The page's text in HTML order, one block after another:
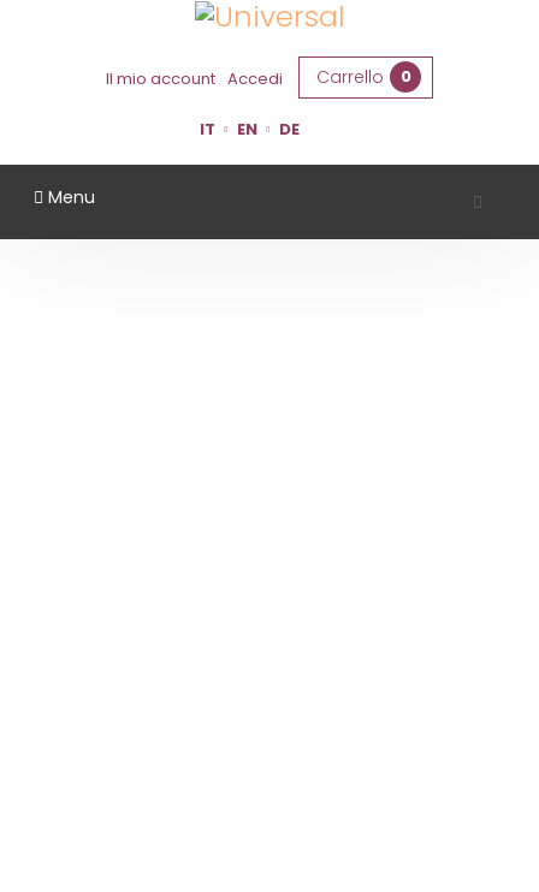
Il mio account Accedi Carrello 0
IT EN DE
Menu